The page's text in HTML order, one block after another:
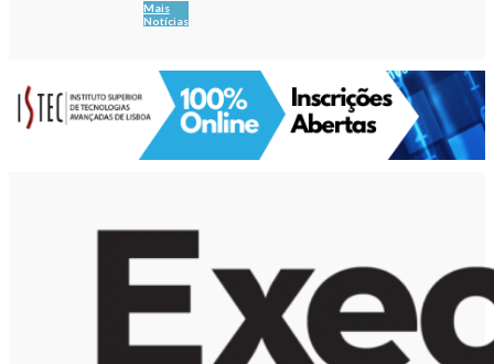
Mais
Notícias